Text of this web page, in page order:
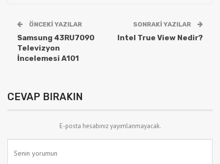
ÖNCEKI YAZILAR
Samsung 43RU7090
Televizyon
İncelemesi A101
SONRAKI YAZILAR
Intel True View Nedir?
CEVAP BIRAKIN
E-posta hesabınız yayımlanmayacak.